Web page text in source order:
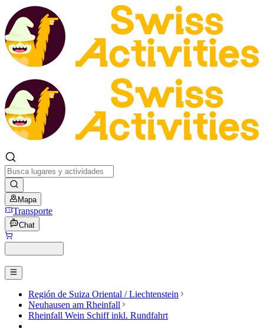
Mapa
Transporte
Chat
Región de Suiza Oriental / Liechtenstein
Neuhausen am Rheinfall
Rheinfall Wein Schiff inkl. Rundfahrt